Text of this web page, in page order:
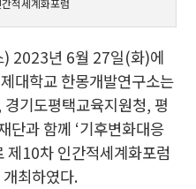
적세계화포럼
) 2023년 6월 27일(화)에
대학교 한몽개발연구소는
기도평택교육지원청, 평
단과 함께 ‘기후변화대응
제10차 인간적세계화포럼
최하였다.